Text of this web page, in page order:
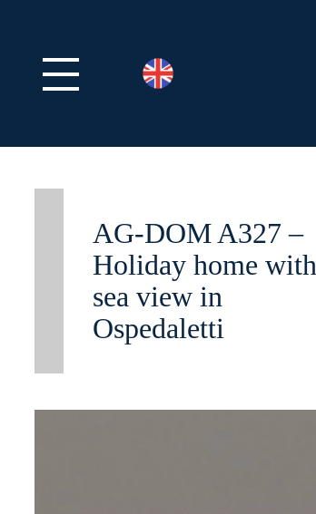
AG-DOM A327 –
Holiday home with
sea view in
Ospedaletti